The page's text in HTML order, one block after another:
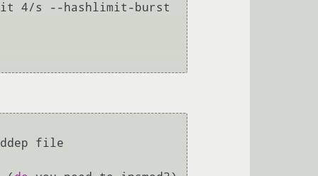
4/s --hashlimit-burst